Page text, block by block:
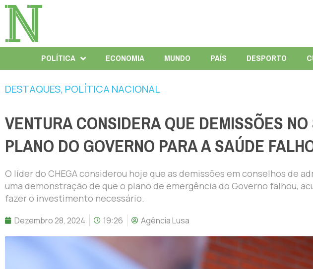
POLÍTICA ECONOMIA MUNDO PAÍS DESPORTO
DESTAQUES, POLÍTICA NACIONAL
VENTURA CONSIDERA QUE DEMISSÕES
PLANO DO GOVERNO PARA A SAÚDE
O líder do CHEGA considerou hoje que as demissões em conselhos de
uma demonstração de que o plano de emergência do Governo falhou,
fazer o investimento necessário.
Dezembro 28, 2024 19:26 Agência Lusa